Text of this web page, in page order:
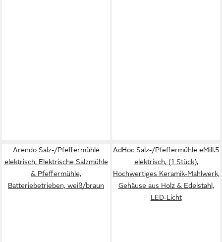
Arendo Salz-/Pfeffermühle
elektrisch, Elektrische Salzmühle
& Pfeffermühle,
Batteriebetrieben, weiß/braun
AdHoc Salz-/Pfeffermühle eMill.5
elektrisch, (1 Stück),
Hochwertiges Keramik-Mahlwerk,
Gehäuse aus Holz & Edelstahl,
LED-Licht